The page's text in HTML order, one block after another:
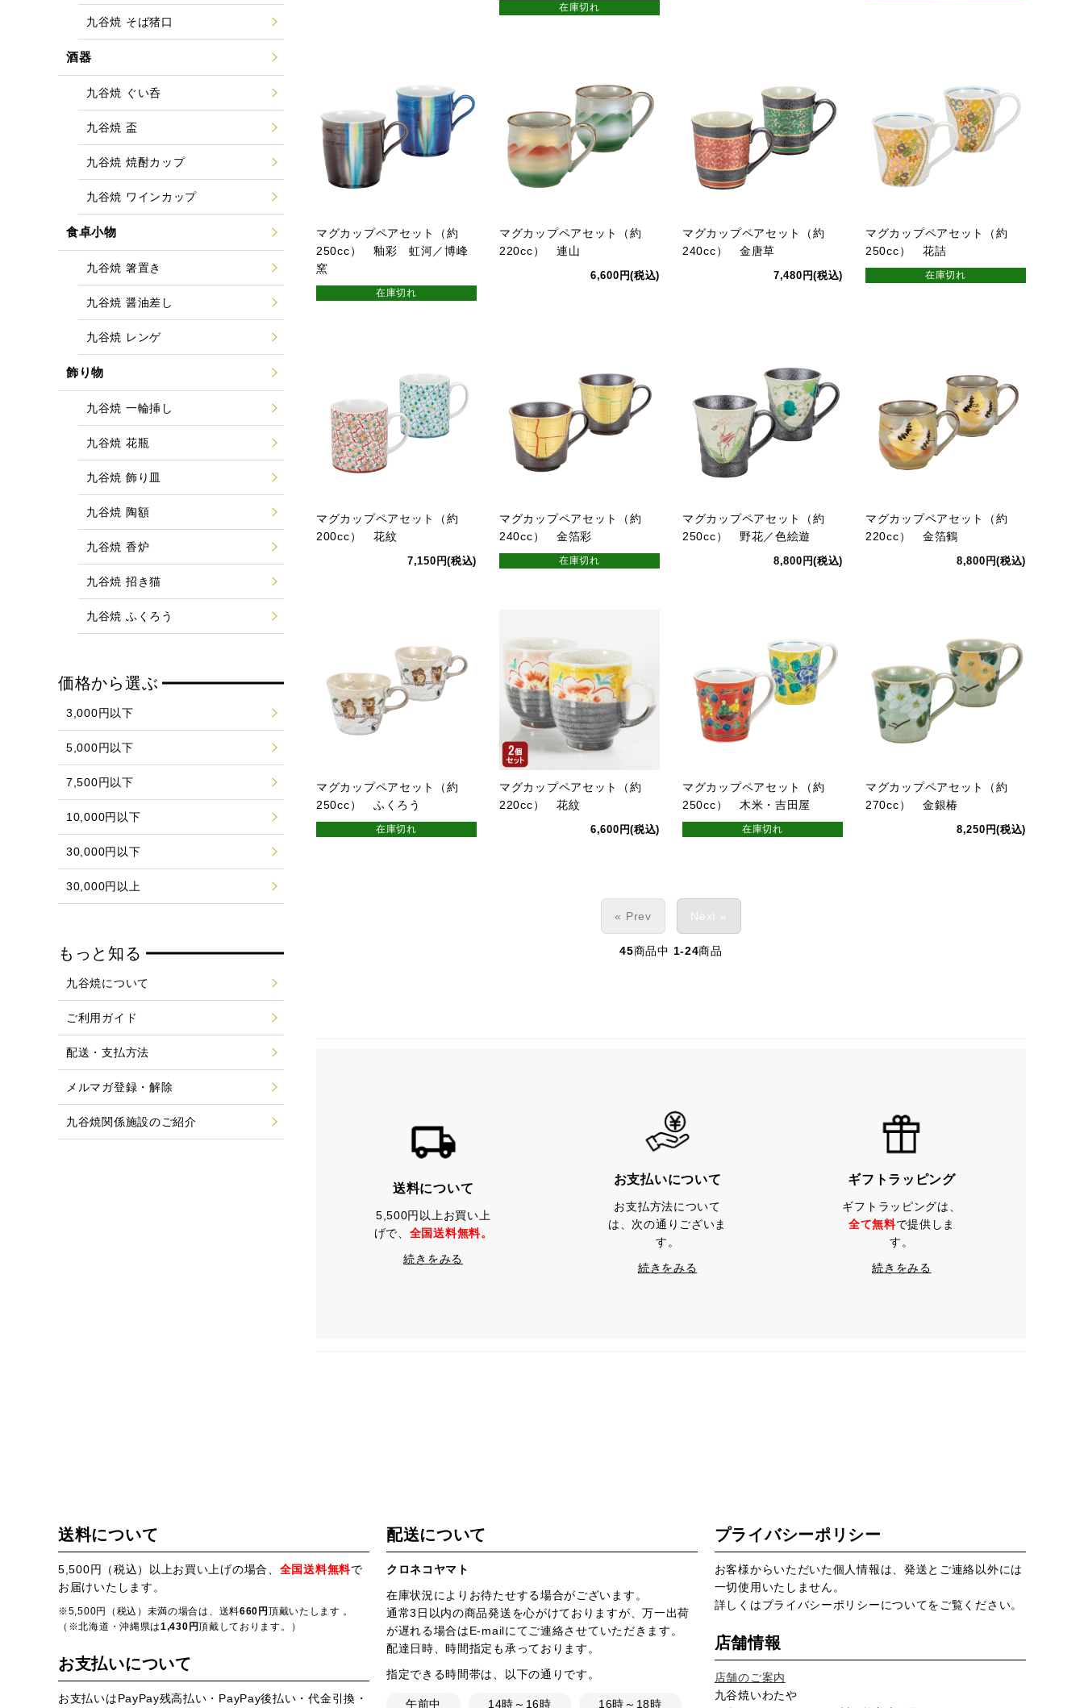
在庫切れ
マグカップペアセット（約
250cc） 釉彩 虹河／博峰
窯
在庫切れ
マグカップペアセット（約
220cc） 連山
6,600円(税込)
マグカップペアセット（約
240cc） 金唐草
7,480円(税込)
マグカップペアセット（約
250cc） 花詰
在庫切れ
マグカップペアセット（約
200cc） 花紋
7,150円(税込)
マグカップペアセット（約
240cc） 金箔彩
在庫切れ
マグカップペアセット（約
250cc） 野花／色絵遊
8,800円(税込)
マグカップペアセット（約
220cc） 金箔鶴
8,800円(税込)
マグカップペアセット（約
250cc） ふくろう
在庫切れ
マグカップペアセット（約
220cc） 花紋
6,600円(税込)
マグカップペアセット（約
250cc） 木米・吉田屋
在庫切れ
マグカップペアセット（約
270cc） 金銀椿
8,250円(税込)
« Prev Next »
45商品中 1-24商品
送料について
5,500円以上お買い上
げで、 全国送料無料。
続きをみる
お支払いについて
お支払方法について
は、次の通りございま
す。
続きをみる
ギフトラッピング
ギフトラッピングは、
全て無料で提供しま
す。
続きをみる
九谷焼 そば猪口
酒器
九谷焼 ぐい呑
九谷焼 盃
九谷焼 焼酎カップ
九谷焼 ワインカップ
食卓小物
九谷焼 箸置き
九谷焼 醤油差し
九谷焼 レンゲ
飾り物
九谷焼 一輪挿し
九谷焼 花瓶
九谷焼 飾り皿
九谷焼 陶額
九谷焼 香炉
九谷焼 招き猫
九谷焼 ふくろう
価格から選ぶ
3,000円以下
5,000円以下
7,500円以下
10,000円以下
30,000円以下
30,000円以上
もっと知る
九谷焼について
ご利用ガイド
配送・支払方法
メルマガ登録・解除
九谷焼関係施設のご紹介
送料について
5,500円（税込）以上お買い上げの場合、 全国送料無料で
お届けいたします。
※5,500円（税込）未満の場合は、送料660円 頂戴いたします 。
（※北海道・沖縄県は1,430円頂戴しております。）
お支払いについて
お支払いはPayPay残高払い・PayPay後払い・代金引換・
配送について
クロネコヤマト
在庫状況によりお待たせする場合がございます。
通常3日以内の商品発送を心がけておりますが、万一出荷
が遅れる場合はE-mailにてご連絡させていただきます。
配達日時、時間指定も承っております。
指定できる時間帯は、以下の通りです。
午前中 14時～16時 16時～18時
プライバシーポリシー
お客様からいただいた個人情報は、発送とご連絡以外には
一切使用いたしません。
詳しくはプライバシーポリシーについてをご覧ください。
店舗情報
店舗のご案内
九谷焼いわたや